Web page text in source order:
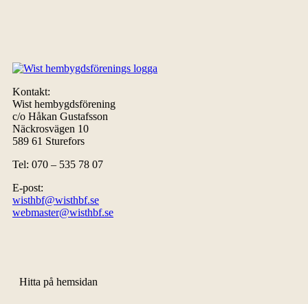
Kontakt:
Wist hembygdsförening
c/o Håkan Gustafsson
Näckrosvägen 10
589 61 Sturefors
Tel: 070 – 535 78 07
E-post:
wisthbf@wisthbf.se
webmaster@wisthbf.se
Hitta på hemsidan